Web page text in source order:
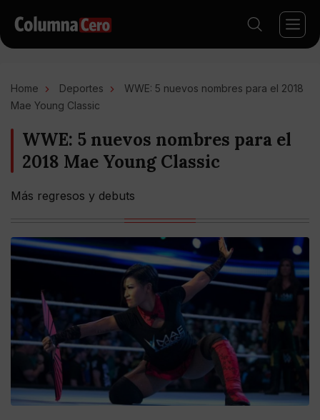
Home Deportes
WWE: 5 nuevos nombres para el 2018
Mae Young Classic
WWE: 5 nuevos nombres para el
2018 Mae Young Classic
Más regresos y debuts